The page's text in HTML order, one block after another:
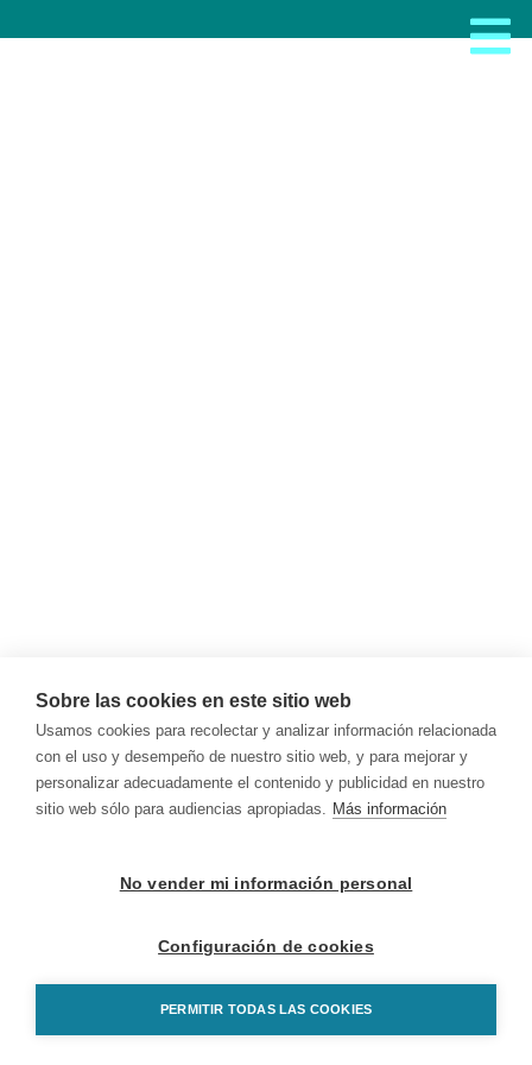
Sobre las cookies en este sitio web
Usamos cookies para recolectar y analizar información relacionada
con el uso y desempeño de nuestro sitio web, y para mejorar y
personalizar adecuadamente el contenido y publicidad en nuestro
sitio web sólo para audiencias apropiadas. Más información
No vender mi información personal
Configuración de cookies
PERMITIR TODAS LAS COOKIES